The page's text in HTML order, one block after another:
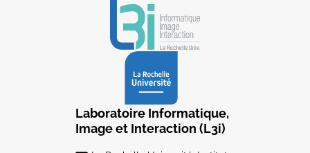
Laboratoire Informatique,
Image et Interaction (L3i)